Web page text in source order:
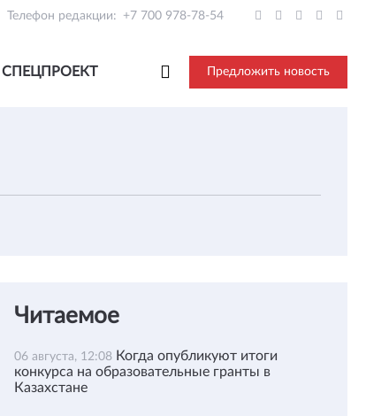
Телефон редакции: +7 700 978-78-54
СПЕЦПРОЕКТ Предложить новость
Читаемое
06 августа, 12:08 Когда опубликуют итоги
конкурса на образовательные гранты в
Казахстане